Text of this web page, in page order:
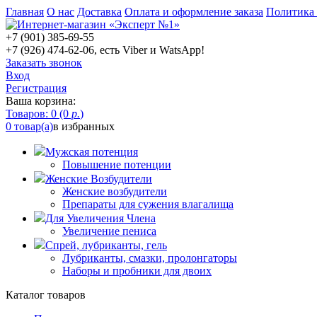
Главная О нас Доставка Оплата и оформление заказа Политика
+7 (901) 385-69-55
+7 (926) 474-62-06, есть Viber и WatsApp!
Заказать звонок
Вход
Регистрация
Ваша корзина:
Товаров: 0 (0 р.)
0 товар(а)в избранных
Мужская потенция
Повышение потенции
Женские Возбудители
Женские возбудители
Препараты для сужения влагалища
Для Увеличения Члена
Увеличение пениса
Спрей, лубриканты, гель
Лубриканты, смазки, пролонгаторы
Наборы и пробники для двоих
Каталог товаров